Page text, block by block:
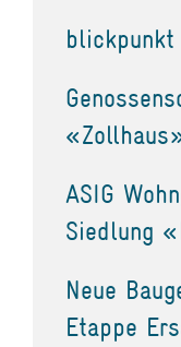
blickpunkt
ASIG
Siedlung
Neue
Etappe